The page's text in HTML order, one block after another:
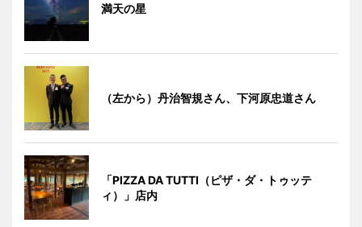
満天の星
（左から）丹治智規さん、下河原忠道さん
「PIZZA DA TUTTI（ピザ・ダ・トゥッテ
ィ）」店内